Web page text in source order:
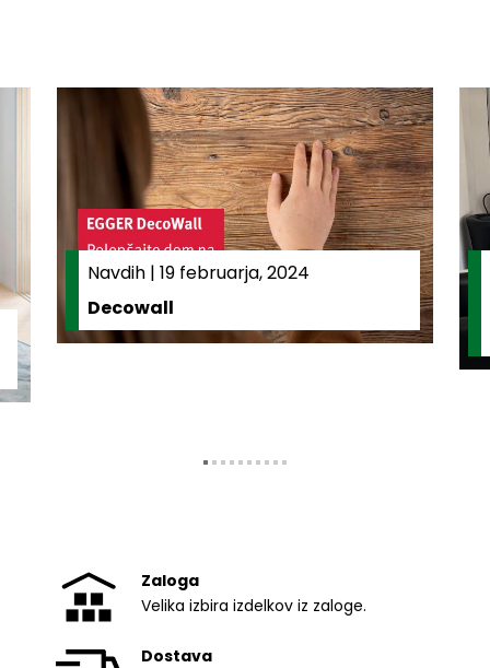
Navdih | 19 februarja, 2024
Decowall
Zaloga
Velika izbira izdelkov iz zaloge.
Dostava